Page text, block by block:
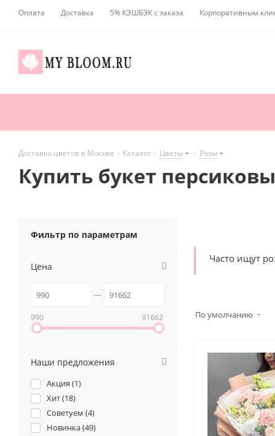
Оплата Доставка 5% КЭШБЭК с заказа Корпоративным
Доставка цветов в Москве - Каталог - Цветы - Розы
Купить букет
Часто ищут
По умолчанию
Фильтр по параметрам
Цена
990 91662
Наши предложения
Акция (1)
Хит (18)
Советуем (4)
Новинка (49)